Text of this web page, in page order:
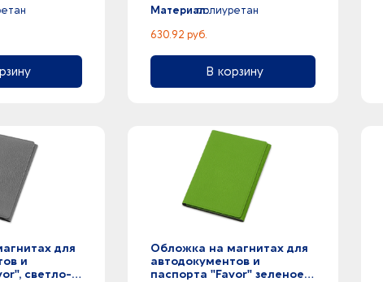
Материал:полиуретан
630.92 руб.
В корзину
для
и
светло-
Обложка на магнитах для
автодокументов и
паспорта "Favor" зеленое